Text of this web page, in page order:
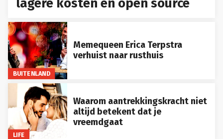
lagere kosten en open source
BUITENLAND
Memequeen Erica Terpstra
verhuist naar rusthuis
LIFE
Waarom aantrekkingskracht niet
altijd betekent dat je
vreemdgaat